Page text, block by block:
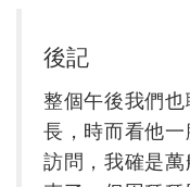
後記
整個午後我們
長，時而看他
訪問，我確是